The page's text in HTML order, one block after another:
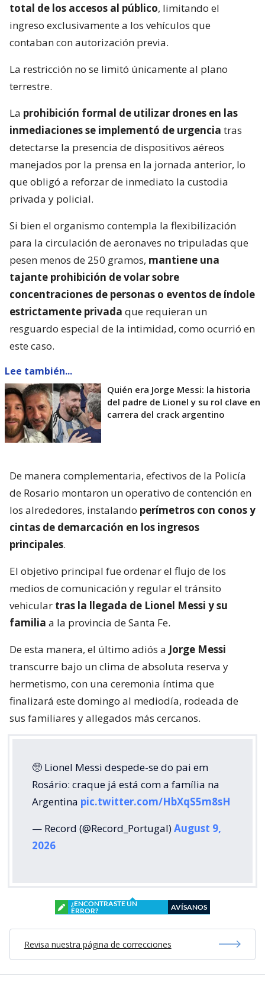
total de los accesos al público, limitando el
ingreso exclusivamente a los vehículos que
contaban con autorización previa.
La restricción no se limitó únicamente al plano
terrestre.
La prohibición formal de utilizar drones en las
inmediaciones se implementó de urgencia tras
detectarse la presencia de dispositivos aéreos
manejados por la prensa en la jornada anterior, lo
que obligó a reforzar de inmediato la custodia
privada y policial.
Si bien el organismo contempla la flexibilización
para la circulación de aeronaves no tripuladas que
pesen menos de 250 gramos, mantiene una
tajante prohibición de volar sobre
concentraciones de personas o eventos de índole
estrictamente privada que requieran un
resguardo especial de la intimidad, como ocurrió en
este caso.
Lee también...
Quién era Jorge Messi: la historia
del padre de Lionel y su rol clave en
carrera del crack argentino
De manera complementaria, efectivos de la Policía
de Rosario montaron un operativo de contención en
los alrededores, instalando perímetros con conos y
cintas de demarcación en los ingresos
principales.
El objetivo principal fue ordenar el flujo de los
medios de comunicación y regular el tránsito
vehicular tras la llegada de Lionel Messi y su
familia a la provincia de Santa Fe.
De esta manera, el último adiós a Jorge Messi
transcurre bajo un clima de absoluta reserva y
hermetismo, con una ceremonia íntima que
finalizará este domingo al mediodía, rodeada de
sus familiares y allegados más cercanos.
🥺 Lionel Messi despede-se do pai em
Rosário: craque já está com a família na
Argentina pic.twitter.com/HbXqS5m8sH
— Record (@Record_Portugal)August 9,
2026
¿ENCONTRASTE UN
ERROR?
AVÍSANOS
Revisa nuestra página de correcciones